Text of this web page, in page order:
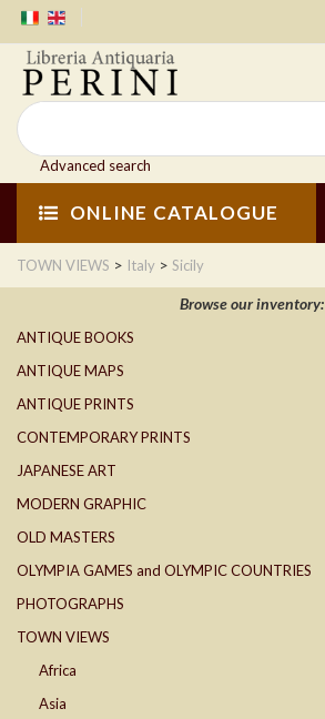
Advanced search
ONLINE CATALOGUE
TOWN VIEWS > Italy > Sicily
Browse our inventory:
ANTIQUE BOOKS
ANTIQUE MAPS
ANTIQUE PRINTS
CONTEMPORARY PRINTS
JAPANESE ART
MODERN GRAPHIC
OLD MASTERS
OLYMPIA GAMES and OLYMPIC COUNTRIES
PHOTOGRAPHS
TOWN VIEWS
Africa
Asia